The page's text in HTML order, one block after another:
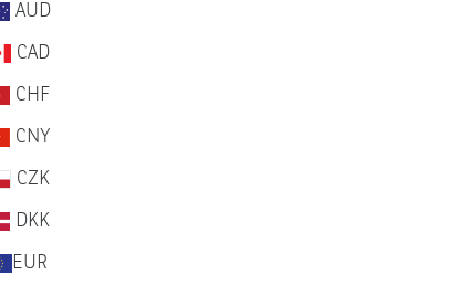
AUD
CAD
CHF
CNY
CZK
DKK
EUR